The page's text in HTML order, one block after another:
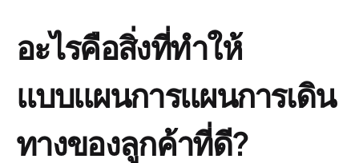
อะไรคือสิ่งที่ทำให้
แบบแผนการแผนการเดิน
ทางของลูกค้าที่ดี?